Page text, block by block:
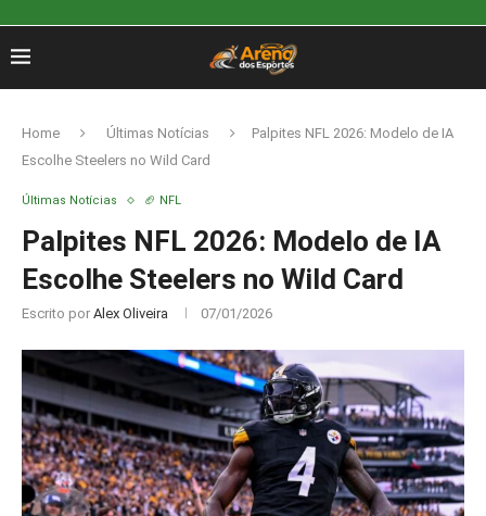
Home Últimas Notícias
Palpites NFL 2026: Modelo de IA
Escolhe Steelers no Wild Card
Últimas Notícias 🏈 NFL
Palpites NFL 2026: Modelo de IA
Escolhe Steelers no Wild Card
Escrito por Alex Oliveira 07/01/2026